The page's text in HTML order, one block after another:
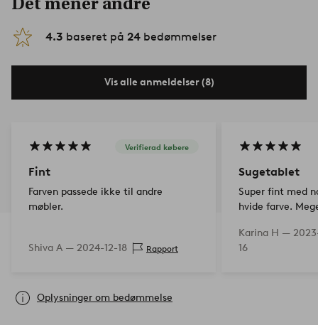
4.3 baseret på 24 bedømmelser
Vis alle anmeldelser (8)
Verifierad købere
Fint
Farven passede ikke til andre
møbler.
Shiva A — 2024-12-18 Rapport
Sugetablet
Super fint med
hvide farve.
Karina H —
16
Oplysninger om bedømmelse